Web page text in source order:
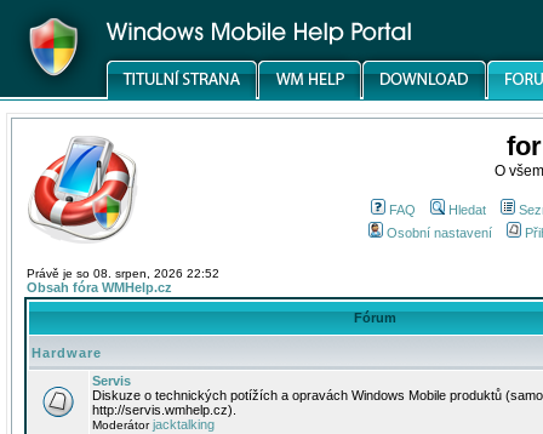
O
FAQ Hledat
Osobní nastavení
Právě je so 08. srpen, 2026 22:52
Obsah fóra WMHelp.cz
Fórum
Hardware
Servis
Diskuze o technických potížích a opravách Windows Mobile produktů
http://servis.wmhelp.cz).
Moderátorjacktalking